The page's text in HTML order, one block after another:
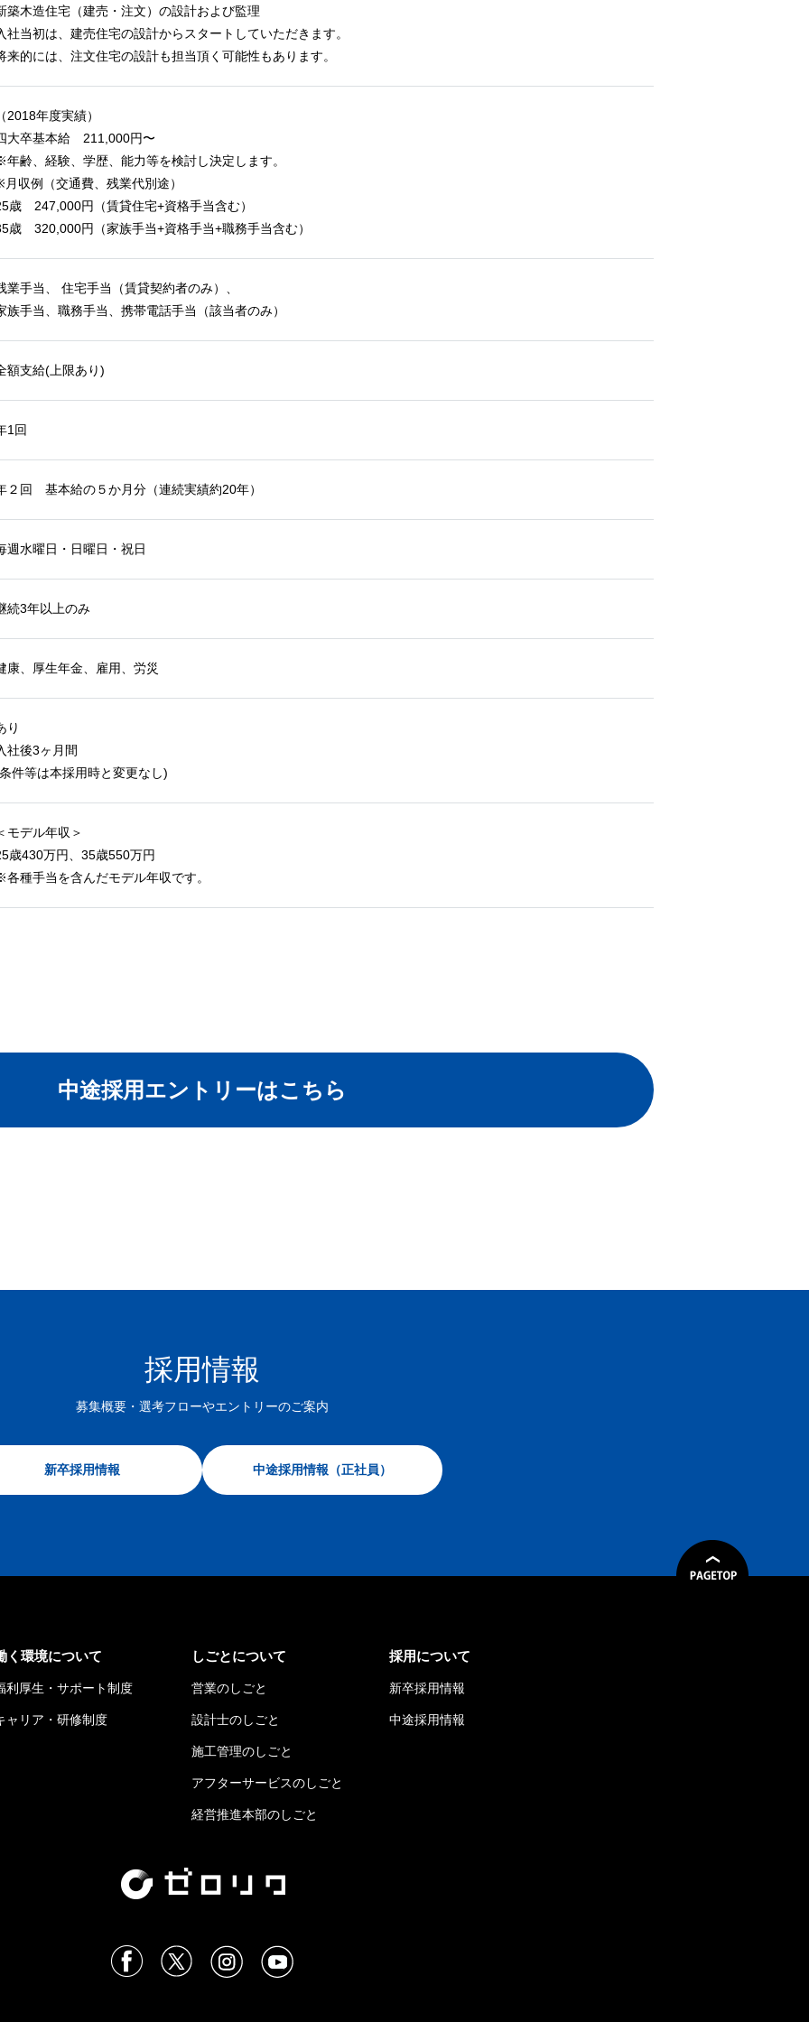
築木造住宅（建売・注文）の設計および監理
社当初は、建売住宅の設計からスタートしていただきます。
来的には、注文住宅の設計も担当頂く可能性もあります。
2018年度実績）
大卒基本給 211,000円〜
齢、経験、学歴、能力等を検討し決定します。
収例（交通費、残業代別途）
歳 247,000円（賃貸住宅+資格手当含む）
歳 320,000円（家族手当+資格手当+職務手当含む）
業手当、 住宅手当（賃貸契約者のみ）、
族手当、職務手当、携帯電話手当（該当者のみ）
額支給(上限あり)
1回
２回 基本給の５か月分（連続実績約20年）
週水曜日・日曜日・祝日
続3年以上のみ
康、厚生年金、雇用、労災
り
社後3ヶ月間
件等は本採用時と変更なし)
モデル年収＞
歳430万円、35歳550万円
種手当を含んだモデル年収です。
中途採用エントリーはこちら
採用情報
募集概要・選考フローやエントリーのご案内
新卒採用情報 中途採用情報（正社員）
く環境について
利厚生・サポート制度
ャリア・研修制度
しごとについて
営業のしごと
設計士のしごと
施工管理のしごと
アフターサービスのしごと
経営推進本部のしごと
採用について
新卒採用情報
中途採用情報